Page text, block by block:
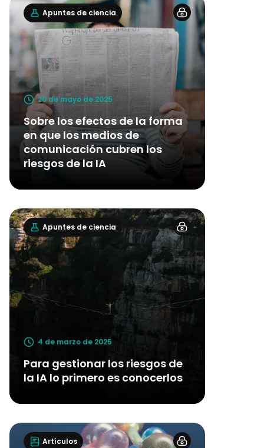
Apuntes de ciencia
20 de mayo de 2025
Sobre los efectos de la forma
en que los medios de
comunicación cubren los
riesgos de la IA
Apuntes de ciencia
4 de marzo de 2025
Para gestionar los riesgos de
la IA lo primero es conocerlos
Artículos